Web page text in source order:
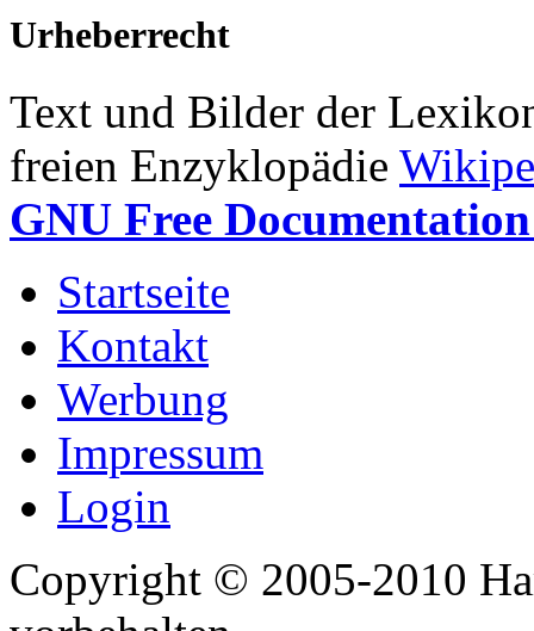
Urheberrecht
Text und Bilder der
freien Enzyklopädie
GNU Free
Startseite
Kontakt
Werbung
Impressum
Login
Copyright © 2005-2010